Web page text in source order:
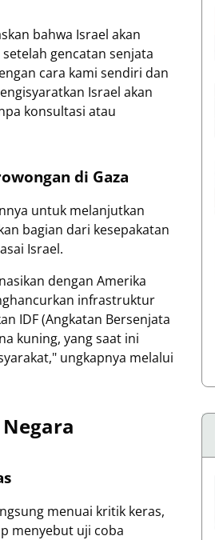
bahwa Israel akan
gencatan senjata
cara kami sendiri dan
Israel akan
konsultasi atau
di Gaza
untuk melanjutkan
bagian dari kesepakatan
Israel.
dengan Amerika
infrastruktur
IDF (Angkatan Bersenjata
kuning, yang saat ini
ungkapnya melalui
menuai kritik keras,
menyebut uji coba